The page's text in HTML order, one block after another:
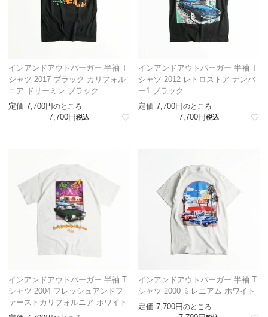
インアンドアウトバーガー 半袖 T
シャツ 2017 ブラック カリフォル
ニア ドリーミン ブラック
定価 7,700 のところ
7,700 税込
インアンドアウトバーガー 半袖 T
シャツ 2012 レトロストア ナンバ
ー1 ブラック
定価 7,700 のところ
7,700 税込
インアンドアウトバーガー 半袖 T
シャツ 2004 フレッシュアンドフ
ァーストカリフォルニア ホワイト
インアンドアウトバーガー 半袖 T
シャツ 2000 ミレニアム ホワイト
定価 7,700 のところ